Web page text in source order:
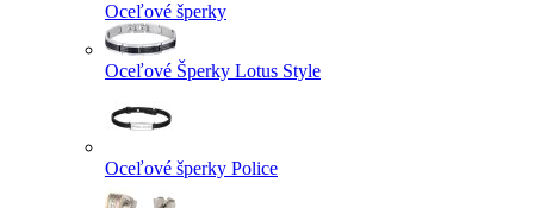
Oceľové šperky
Oceľové Šperky Lotus Style
Oceľové šperky Police